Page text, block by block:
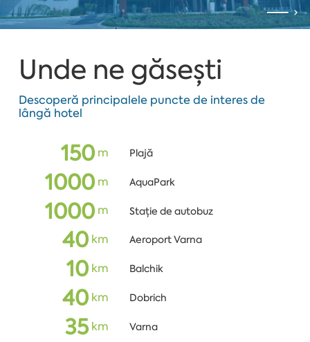
Unde ne găsești
Descoperă principalele puncte de interes de
lângă hotel
150m Plajă
1000m AquaPark
1000m Stație de autobuz
40km Aeroport Varna
10km Balchik
40km Dobrich
35km Varna